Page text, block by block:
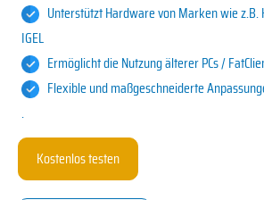
Unterstützt Hardware von Marken wie z.B.
IGEL
Ermöglicht die Nutzung älterer PCs /
Flexible undmaßgeschneiderte
.
Kostenlos testen